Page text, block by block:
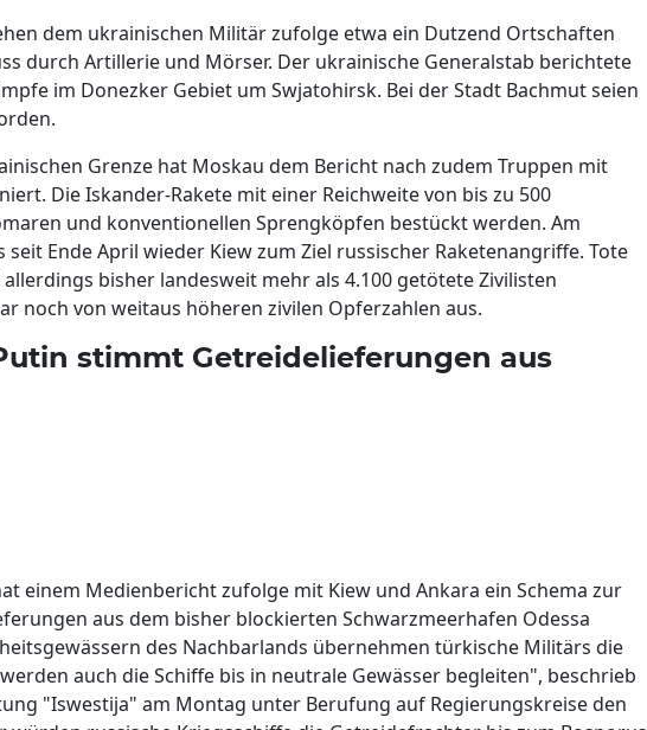
dem ukrainischen Militär zufolge etwa ein Dutzend Ortschaften
durch Artillerie und Mörser. Der ukrainische Generalstab berichtete
im Donezker Gebiet um Swjatohirsk. Bei der Stadt Bachmut seien
Grenze hat Moskau dem Bericht nach zudem Truppen mit
Die Iskander-Rakete mit einer Reichweite von bis zu 500
und konventionellen Sprengköpfen bestückt werden. Am
Ende April wieder Kiew zum Ziel russischer Raketenangriffe. Tote
bisher landesweit mehr als 4.100 getötete Zivilisten
noch von weitaus höheren zivilen Opferzahlen aus.
stimmt Getreidelieferungen aus
einem Medienbericht zufolge mit Kiew und Ankara ein Schema zur
aus dem bisher blockierten Schwarzmeerhafen Odessa
des Nachbarlands übernehmen türkische Militärs die
auch die Schiffe bis in neutrale Gewässer begleiten", beschrieb
"Iswestija" am Montag unter Berufung auf Regierungskreise den